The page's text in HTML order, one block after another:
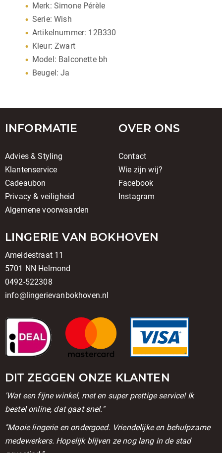
Merk: Simone Pérèle
Serie: Wish
Artikelnummer: 12B330
Kleur: Zwart
Model: Balconette bh
Beugel: Ja
INFORMATIE
Advies & Styling
Klantenservice
Cadeaubon
Privacy & veiligheid
Algemene voorwaarden
OVER ONS
Contact
Wie zijn wij?
Facebook
Instagram
LINGERIE VAN BOKHOVEN
Ameidestraat 11
5701 NN Helmond
0492-522308
info@lingerievanbokhoven.nl
DIT ZEGGEN ONZE KLANTEN
'Wat een fijne winkel, met en super prettige service! Ik
bestel online, dat gaat snel."
''Mooie lingerie en ondergoed. Vriendelijke en behulpzame
medewerkers. Hopelijk blijven ze nog lang in de stad